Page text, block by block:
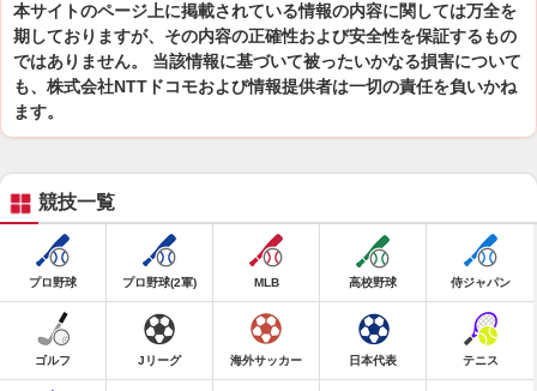
本サイトのページ上に掲載されている情報の内容に関しては万全を
期しておりますが、その内容の正確性および安全性を保証するもの
ではありません。 当該情報に基づいて被ったいかなる損害について
も、株式会社NTTドコモおよび情報提供者は一切の責任を負いかね
ます。
競技一覧
プロ野球 プロ野球(2軍) MLB 高校野球 侍ジャパン
ゴルフ Jリーグ 海外サッカー 日本代表 テニス